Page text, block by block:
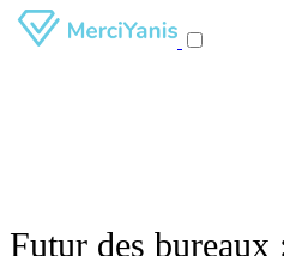
Futur des bureaux